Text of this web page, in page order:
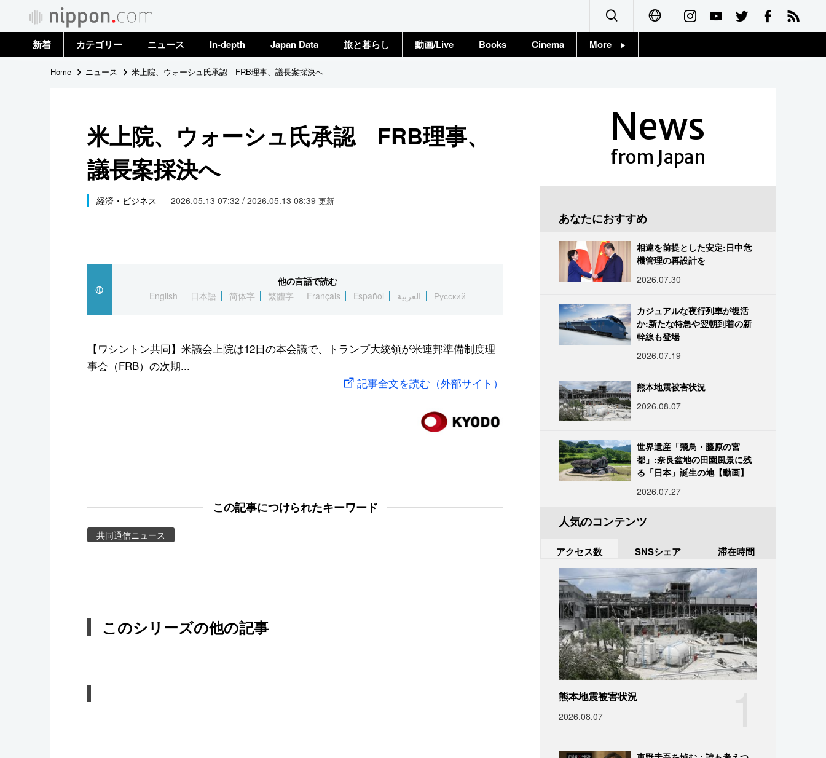
Français
新着 カテゴリー
政治・外交
国際
社会
文化
スポーツ・東京2020
ニュース
トップ
In-depth Japan Data 旅と暮らし 動画/Live Books Cinema More
Home ニュース 米上院、ウォーシュ氏承認 FRB理事、議長案採決へ
米上院、ウォーシュ氏承認 FRB理事、
議長案採決へ
経済・ビジネス 2026.05.13 07:32 / 2026.05.13 08:39 更新
他の言語で読む
English
日本語 简体字 繁體字 Français Español العربية Русский
【ワシントン共同】米議会上院は12日の本会議で、トランプ大統領が米連邦準備制度理
事会（FRB）の次期...
記事全文を読む（外部サイト）
この記事につけられたキーワード
共同通信ニュース
このシリーズの他の記事
News
from Japan
あなたにおすすめ
相違を前提とした安定:日中危
機管理の再設計を
2026.07.30
カジュアルな夜行列車が復活
か:新たな特急や翌朝到着の新
幹線も登場
2026.07.19
熊本地震被害状況
2026.08.07
世界遺産「飛鳥・藤原の宮
都」:奈良盆地の田園風景に残
る「日本」誕生の地【動画】
2026.07.27
人気のコンテンツ
アクセス数 SNSシェア 滞在時間
熊本地震被害状況
2026.08.07